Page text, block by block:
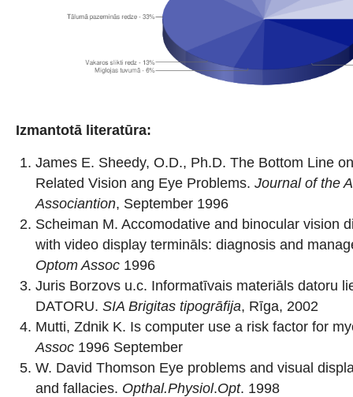
Izmantotā literatūra:
James E. Sheedy, O.D., Ph.D. The Bottom Line
Related Vision ang Eye Problems. Journal of the
Associantion, September 1996
Scheiman M. Accomodative and binocular vision
with video display termināls: diagnosis and
Optom Assoc 1996
Juris Borzovs u.c. Informatīvais materiāls datoru
DATORU. SIA Brigitas tipogrāfija, Rīga, 2002
Mutti, Zdnik K. Is computer use a risk factor for
Assoc 1996 September
W. David Thomson Eye problems and visual
and fallacies. Opthal.Physiol.Opt. 1998